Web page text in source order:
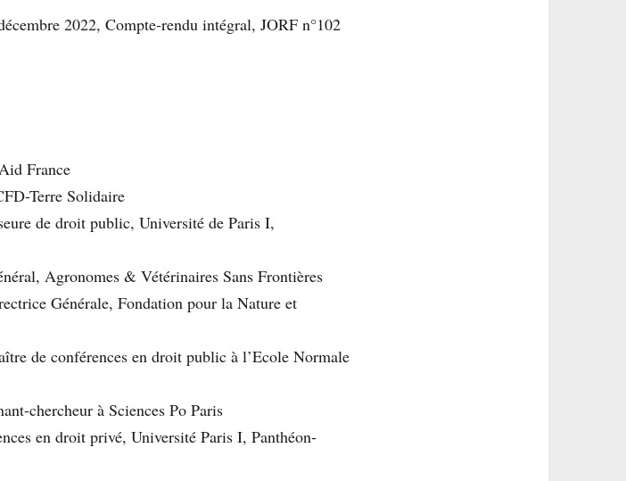
2022, Compte-rendu intégral, JORF n°102
France
Terre Solidaire
de droit public, Université de Paris I,
Agronomes & Vétérinaires Sans Frontières
Générale, Fondation pour la Nature et
de conférences en droit public à l’Ecole Normale
chercheur à Sciences Po Paris
en droit privé, Université Paris I, Panthéon-